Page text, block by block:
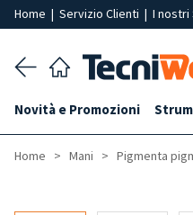
Home | Servizio Clienti | I nostri
Novità e Promozioni
Home Mani Pigmenta